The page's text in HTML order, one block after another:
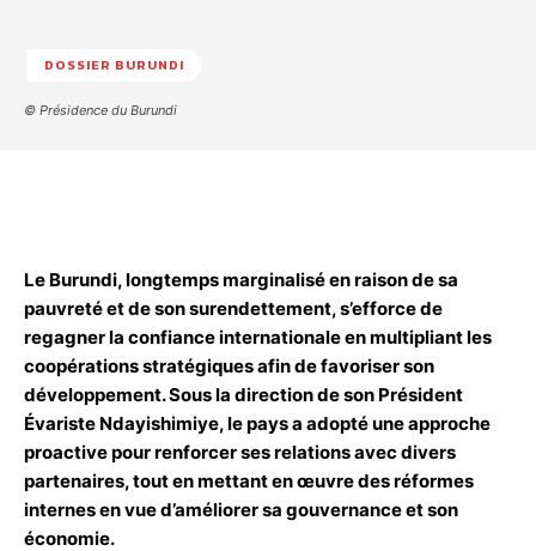
DOSSIER BURUNDI
© Présidence du Burundi
Le Burundi, longtemps marginalisé en raison de sa
pauvreté et de son surendettement, s’efforce de
regagner la confiance internationale en multipliant les
coopérations stratégiques afin de favoriser son
développement. Sous la direction de son Président
Évariste Ndayishimiye, le pays a adopté une approche
proactive pour renforcer ses relations avec divers
partenaires, tout en mettant en œuvre des réformes
internes en vue d’améliorer sa gouvernance et son
économie.